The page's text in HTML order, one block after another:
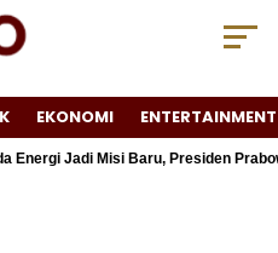
EKONOMI ENTERTAINMENT
Misi Baru, Presiden Prabowo